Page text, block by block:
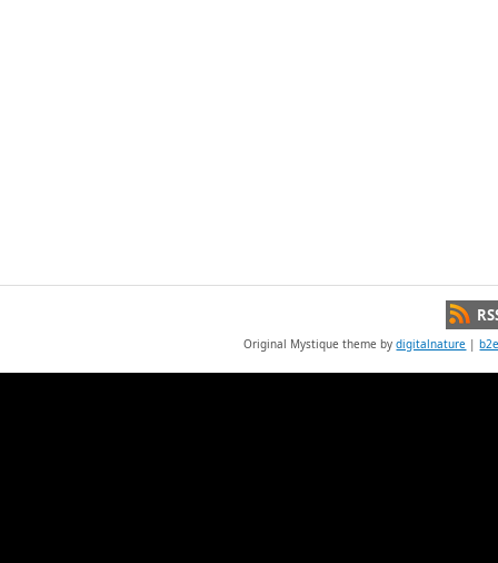
Original Mystique theme bydigitalnature |